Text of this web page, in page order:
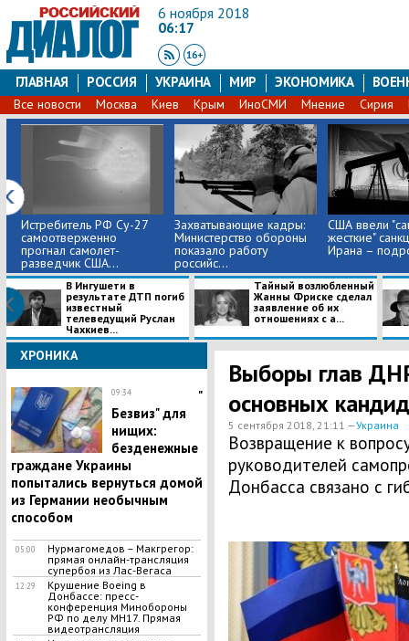
6 ноября 2018
06:17
ГЛАВНАЯ РОССИЯ УКРАИНА МИР ЭКОНОМИКА
Все новости Москва Киев Крым ИноСМИ Мнение Сирия
Истребитель РФ Су-27
самоотверженно
прогнал самолет-
разведчик США...
Захватывающие кадры:
Министерство обороны
показало работу
российс...
США ввели
жесткие"
Ирана –
В Ингушети в
результате ДТП погиб
известный
телеведущий Руслан
Чахкиев...
Тайный возлюбленный
Жанны Фриске сделал
заявление об их
отношениях с а...
ХРОНИКА
09:34
"
Безвиз" для
нищих:
безденежные
граждане Украины
попытались вернуться домой
из Германии необычным
способом
05:00
Нурмагомедов – Макгрегор:
прямая онлайн-трансляция
супербоя из Лас-Вегаса
12:29
Крушение Boeing в
Донбассе: пресс-
конференция Минобороны
РФ по делу МН17. Прямая
видеотрансляция
Выборы глав
основных
5 сентября 2018, 21:11 —Украина
Возвращение к
руководителей
Донбасса связано с